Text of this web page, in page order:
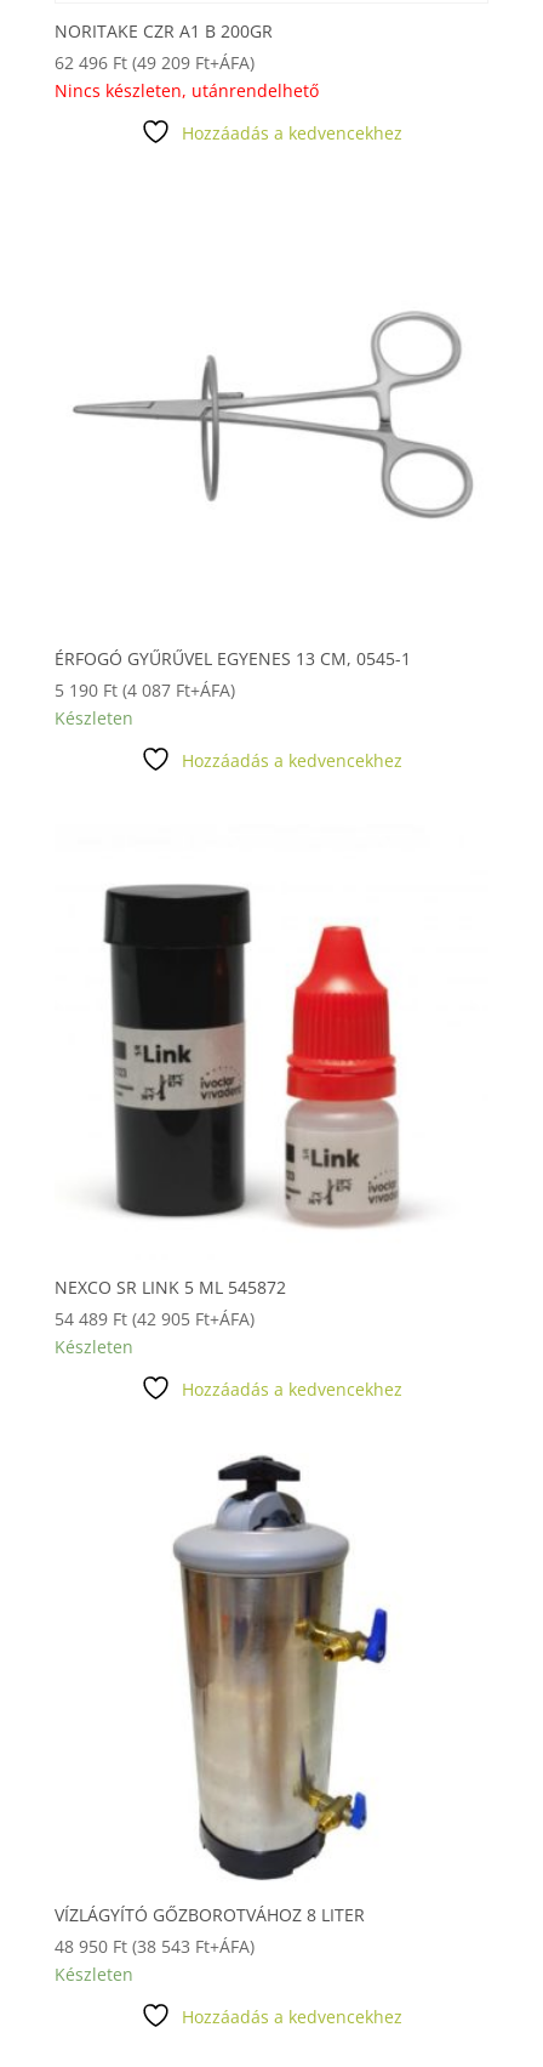
NORITAKE CZR A1 B 200GR
62 496 Ft (49 209 Ft+ÁFA)
Nincs készleten, utánrendelhető
Hozzáadás a kedvencekhez
ÉRFOGÓ GYŰRŰVEL EGYENES 13 CM, 0545-1
5 190 Ft (4 087 Ft+ÁFA)
Készleten
Hozzáadás a kedvencekhez
NEXCO SR LINK 5 ML 545872
54 489 Ft (42 905 Ft+ÁFA)
Készleten
Hozzáadás a kedvencekhez
VÍZLÁGYÍTÓ GŐZBOROTVÁHOZ 8 LITER
48 950 Ft (38 543 Ft+ÁFA)
Készleten
Hozzáadás a kedvencekhez